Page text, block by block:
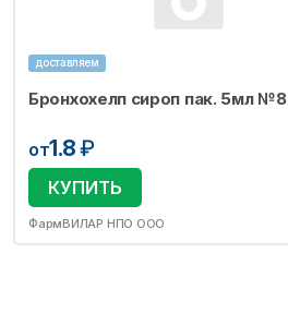
доставляем
Бронхохелп сироп пак. 5мл №8
от1.8₽
КУПИТЬ
ФармВИЛАР НПО ООО